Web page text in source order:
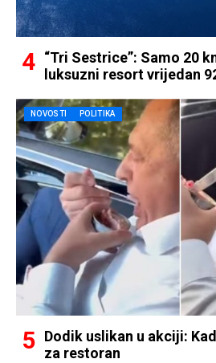
“Tri Sestrice”: Samo 20
luksuzni resort vrijedan
NOVOSTI POLITIKA
Dodik uslikan u akciji:
za restoran